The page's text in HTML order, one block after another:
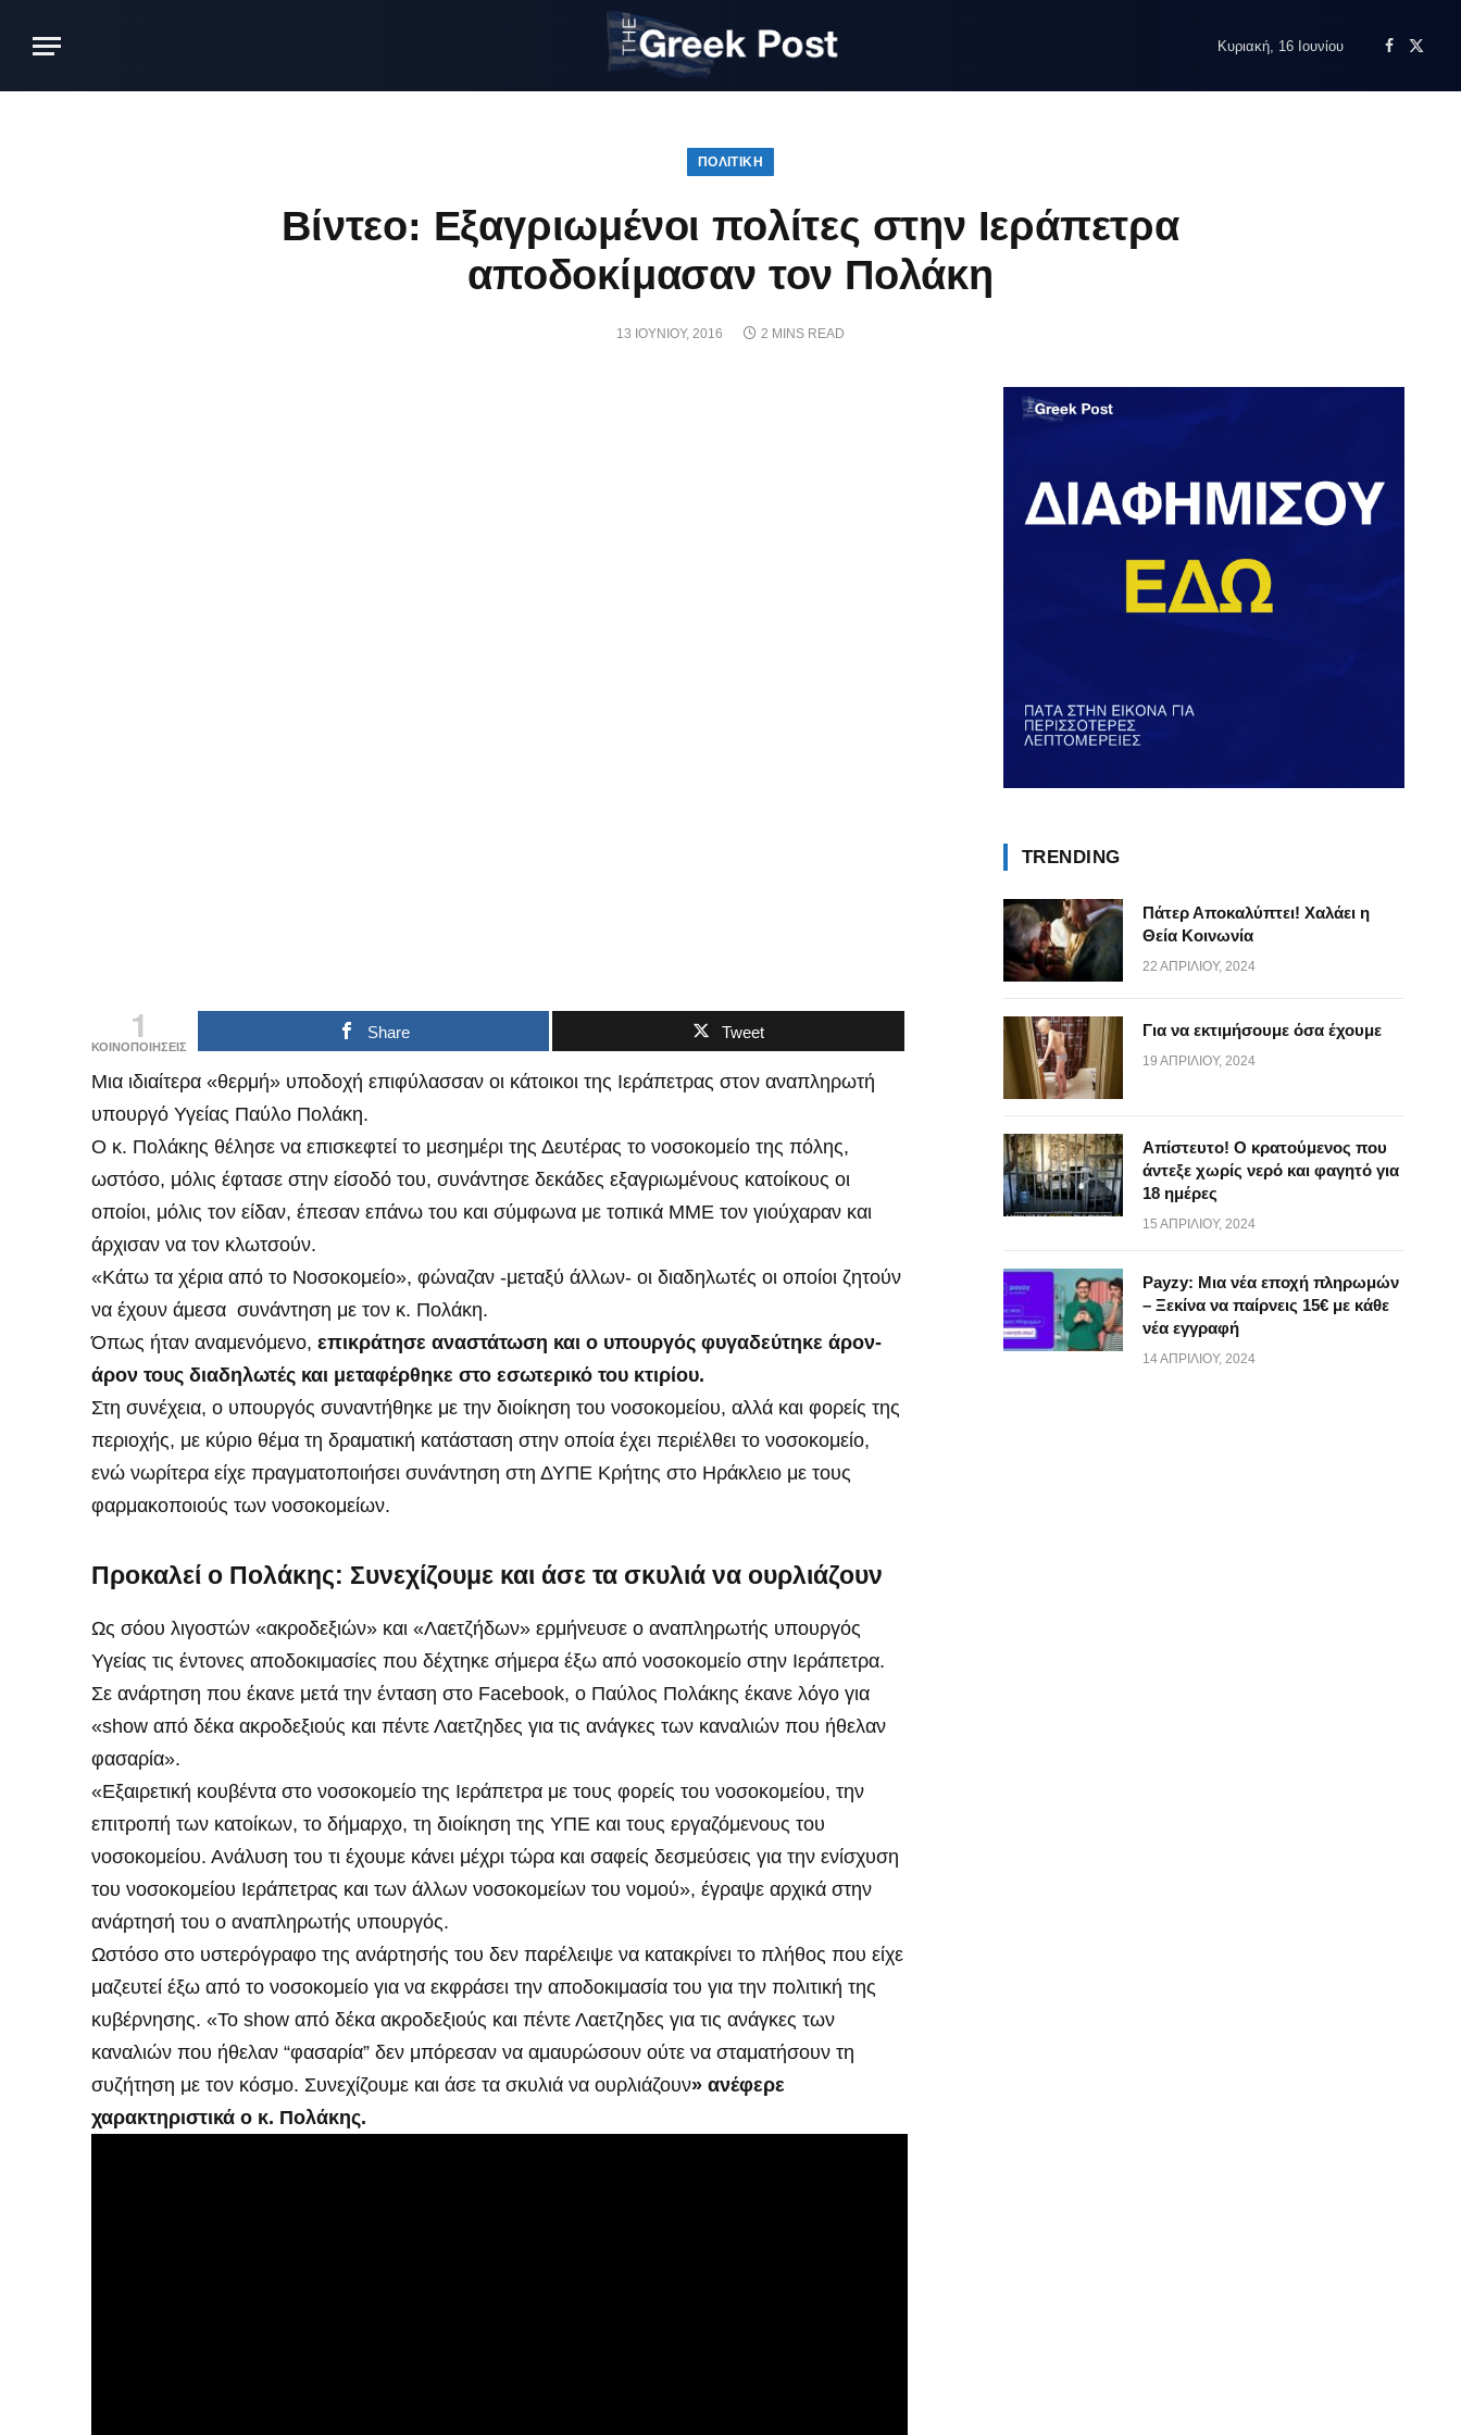
Κυριακή, 16 Ιουνίου
Facebook
X
ΠΟΛΙΤΙΚΗ
Βίντεο: Εξαγριωμένοι πολίτες στην Ιεράπετρα
αποδοκίμασαν τον Πολάκη
13 ΙΟΥΝΊΟΥ, 2016 2 MINS READ
1
ΚΟΙΝΟΠΟΙΗΣΕΙΣ
Share Tweet
Μια ιδιαίτερα «θερμή» υποδοχή επιφύλασσαν οι κάτοικοι της Ιεράπετρας στον αναπληρωτή
υπουργό Υγείας Παύλο Πολάκη.
Ο κ. Πολάκης θέλησε να επισκεφτεί το μεσημέρι της Δευτέρας το νοσοκομείο της πόλης,
ωστόσο, μόλις έφτασε στην είσοδό του, συνάντησε δεκάδες εξαγριωμένους κατοίκους οι
οποίοι, μόλις τον είδαν, έπεσαν επάνω του και σύμφωνα με τοπικά ΜΜΕ τον γιούχαραν και
άρχισαν να τον κλωτσούν.
«Κάτω τα χέρια από το Νοσοκομείο», φώναζαν -μεταξύ άλλων- οι διαδηλωτές οι οποίοι ζητούν
να έχουν άμεσα συνάντηση με τον κ. Πολάκη.
Όπως ήταν αναμενόμενο,επικράτησε αναστάτωση και ο υπουργός φυγαδεύτηκε άρον-
άρον τους διαδηλωτές και μεταφέρθηκε στο εσωτερικό του κτιρίου.
Στη συνέχεια, ο υπουργός συναντήθηκε με την διοίκηση του νοσοκομείου, αλλά και φορείς της
περιοχής, με κύριο θέμα τη δραματική κατάσταση στην οποία έχει περιέλθει το νοσοκομείο,
ενώ νωρίτερα είχε πραγματοποιήσει συνάντηση στη ΔΥΠΕ Κρήτης στο Ηράκλειο με τους
φαρμακοποιούς των νοσοκομείων.
Προκαλεί ο Πολάκης: Συνεχίζουμε και άσε τα σκυλιά να ουρλιάζουν
Ως σόου λιγοστών «ακροδεξιών» και «Λαετζήδων» ερμήνευσε ο αναπληρωτής υπουργός
Υγείας τις έντονες αποδοκιμασίες που δέχτηκε σήμερα έξω από νοσοκομείο στην Ιεράπετρα.
Σε ανάρτηση που έκανε μετά την ένταση στο Facebook, o Παύλος Πολάκης έκανε λόγο για
«show από δέκα ακροδεξιούς και πέντε Λαετζηδες για τις ανάγκες των καναλιών που ήθελαν
φασαρία».
«Εξαιρετική κουβέντα στο νοσοκομείο της Ιεράπετρα με τους φορείς του νοσοκομείου, την
επιτροπή των κατοίκων, το δήμαρχο, τη διοίκηση της ΥΠΕ και τους εργαζόμενους του
νοσοκομείου. Ανάλυση του τι έχουμε κάνει μέχρι τώρα και σαφείς δεσμεύσεις για την ενίσχυση
του νοσοκομείου Ιεράπετρας και των άλλων νοσοκομείων του νομού», έγραψε αρχικά στην
ανάρτησή του ο αναπληρωτής υπουργός.
Ωστόσο στο υστερόγραφο της ανάρτησής του δεν παρέλειψε να κατακρίνει το πλήθος που είχε
μαζευτεί έξω από το νοσοκομείο για να εκφράσει την αποδοκιμασία του για την πολιτική της
κυβέρνησης. «Το show από δέκα ακροδεξιούς και πέντε Λαετζηδες για τις ανάγκες των
καναλιών που ήθελαν “φασαρία” δεν μπόρεσαν να αμαυρώσουν ούτε να σταματήσουν τη
συζήτηση με τον κόσμο. Συνεχίζουμε και άσε τα σκυλιά να ουρλιάζουν» ανέφερε
χαρακτηριστικά ο κ. Πολάκης.
TRENDING
Πάτερ Αποκαλύπτει! Χαλάει η
Θεία Κοινωνία
22 ΑΠΡΙΛΊΟΥ, 2024
Για να εκτιμήσουμε όσα έχουμε
19 ΑΠΡΙΛΊΟΥ, 2024
Απίστευτο! Ο κρατούμενος που
άντεξε χωρίς νερό και φαγητό για
18 ημέρες
15 ΑΠΡΙΛΊΟΥ, 2024
Payzy: Μια νέα εποχή πληρωμών
– Ξεκίνα να παίρνεις 15€ με κάθε
νέα εγγραφή
14 ΑΠΡΙΛΊΟΥ, 2024